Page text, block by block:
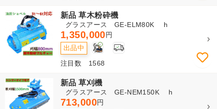
新品 草木粉砕機
グラスアース GE-ELM80K h
1,350,000円
出品中 2
注目数 1568
新品 草刈機
グラスアース GE-NEM150K h
713,000円